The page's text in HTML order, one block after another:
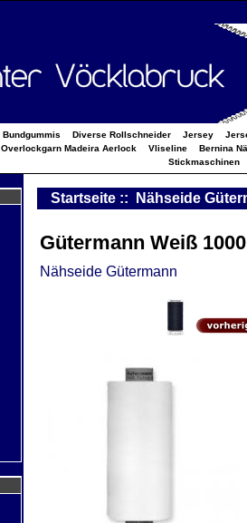
Bundgummis Diverse Rollschneider Jersey
Overlockgarn Madeira Aerlock Vliseline
Bernina
Stickmaschinen
Startseite :: Nähseide
Gütermann Weiß
Nähseide Gütermann